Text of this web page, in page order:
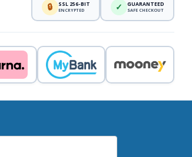
🔒 SSL 256-BIT
ENCRYPTED ✓ GUARANTEED
SAFE CHECKOUT